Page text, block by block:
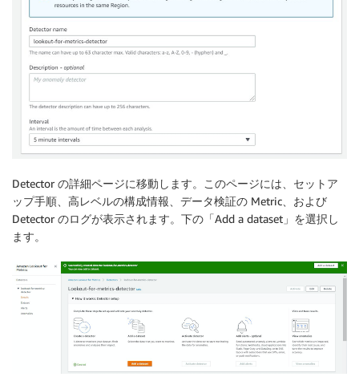
Detector の詳細ページに移動します。このページには、セットア
ップ手順、高レベルの構成情報、データ検証の Metric、および
Detector のログが表示されます。下の「Add a dataset」を選択し
ます。